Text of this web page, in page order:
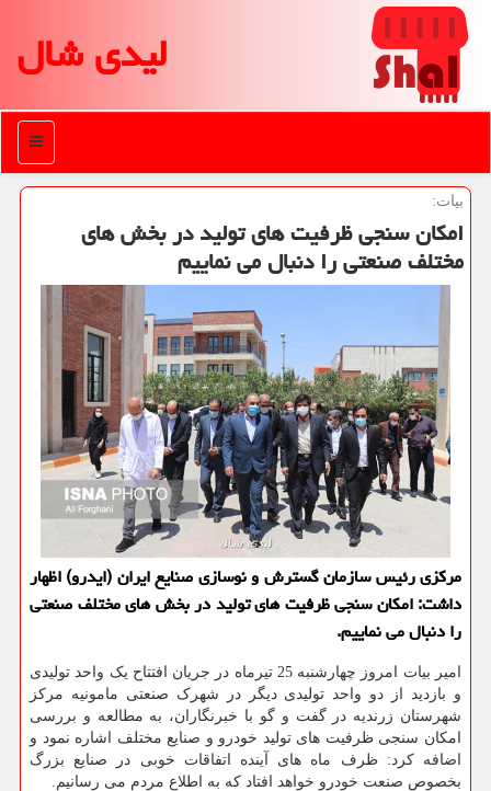
لیدی شال
منو
بیات:
امكان سنجی ظرفیت های تولید در بخش های
مختلف صنعتی را دنبال می نماییم
مركزی رئیس سازمان گسترش و نوسازی صنایع ایران (ایدرو) اظهار
داشت: امكان سنجی ظرفیت های تولید در بخش های مختلف صنعتی
را دنبال می نماییم.
امیر بیات امروز چهارشنبه 25 تیرماه در جریان افتتاح یک واحد تولیدی
و بازدید از دو واحد تولیدی دیگر در شهرک صنعتی مامونیه مرکز
شهرستان زرندیه در گفت و گو با خبرنگاران، به مطالعه و بررسی
امکان سنجی ظرفیت های تولید خودرو و صنایع مختلف اشاره نمود و
اضافه کرد: ظرف ماه های آینده اتفاقات خوبی در صنایع بزرگ
بخصوص صنعت خودرو خواهد افتاد که به اطلاع مردم می رسانیم.